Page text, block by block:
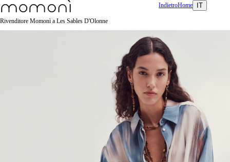
Rivenditore Momonì a Les Sables D'Olonne
IndietroHome IT